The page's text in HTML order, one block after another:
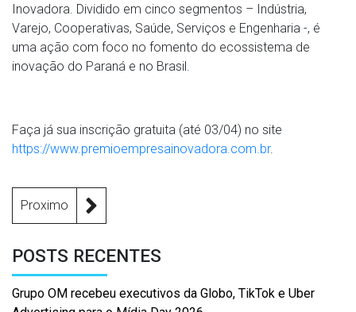
Inovadora. Dividido em cinco segmentos – Indústria,
Varejo, Cooperativas, Saúde, Serviços e Engenharia -, é
uma ação com foco no fomento do ecossistema de
inovação do Paraná e no Brasil.
Faça já sua inscrição gratuita (até 03/04) no site
https://www.premioempresainovadora.com.br.
Proximo
POSTS RECENTES
Grupo OM recebeu executivos da Globo, TikTok e Uber